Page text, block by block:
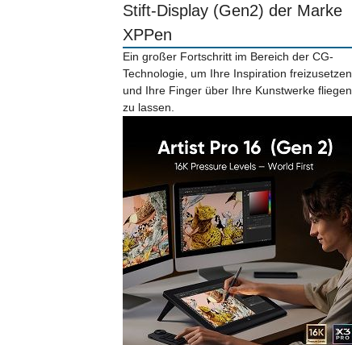
Stift-Display (Gen2) der Marke
XPPen
Ein großer Fortschritt im Bereich der CG-
Technologie, um Ihre Inspiration freizusetzen
und Ihre Finger über Ihre Kunstwerke fliegen
zu lassen.